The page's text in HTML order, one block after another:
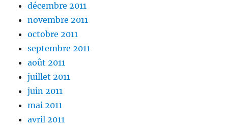
décembre 2011
novembre 2011
octobre 2011
septembre 2011
août 2011
juillet 2011
juin 2011
mai 2011
avril 2011